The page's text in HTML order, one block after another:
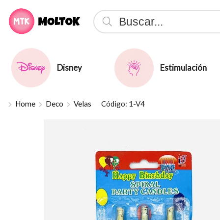
Compartir
Disney Estimulación
Home Deco Velas Código: 1-V4